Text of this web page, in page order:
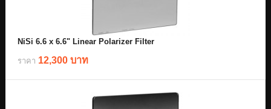
NiSi 6.6 x 6.6" Linear Polarizer Filter
ราคา 12,300 บาท